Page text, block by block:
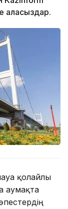
аласыздар.
қолайлы
аумақта